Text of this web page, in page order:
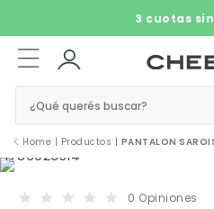
3 cuotas
¿Qué querés buscar?
Home | Productos | PANTALON
0 Opiniones